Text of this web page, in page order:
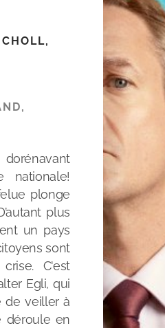
nationale!
plonge
plus
un pays
sont
C'est
Egli, qui
de veiller à
déroule en